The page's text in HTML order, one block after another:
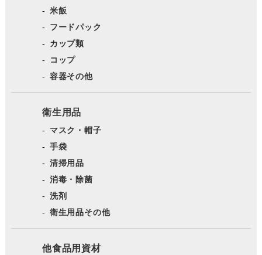
米飯
フードパック
カップ類
コップ
容器その他
衛生用品
マスク・帽子
手袋
清掃用品
消毒・除菌
洗剤
衛生用品その他
他食品用資材